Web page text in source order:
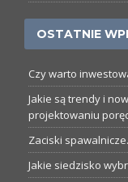
OSTATNIE
Czy warto
Jakie są trendy i
projektowaniu
Zaciski
Jakie siedzisko